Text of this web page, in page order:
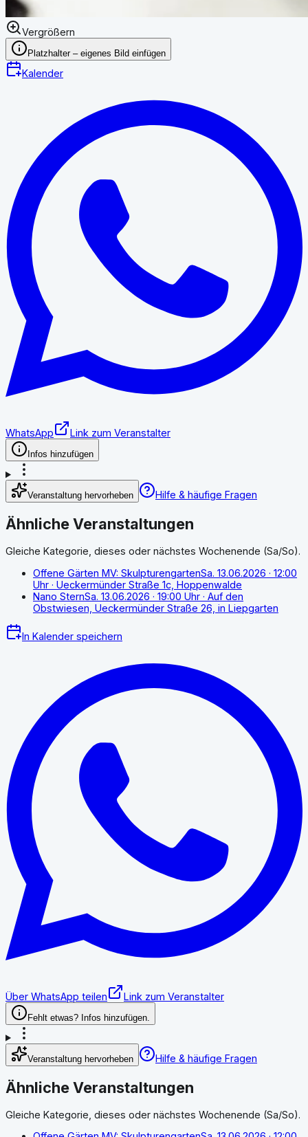
Vergrößern
Platzhalter – eigenes Bild einfügen
Kalender
WhatsApp Link zum Veranstalter
Infos hinzufügen
Veranstaltung hervorheben Hilfe & häufige Fragen
Ähnliche Veranstaltungen
Gleiche Kategorie, dieses oder nächstes Wochenende (Sa/So).
Offene Gärten MV: SkulpturengartenSa. 13.06.2026 · 12:00
Uhr · Ueckermünder Straße 1c, Hoppenwalde
Nano SternSa. 13.06.2026 · 19:00 Uhr · Auf den
Obstwiesen, Ueckermünder Straße 26, in Liepgarten
In Kalender speichern
Über WhatsApp teilen Link zum Veranstalter
Fehlt etwas? Infos hinzufügen.
Veranstaltung hervorheben Hilfe & häufige Fragen
Ähnliche Veranstaltungen
Gleiche Kategorie, dieses oder nächstes Wochenende (Sa/So).